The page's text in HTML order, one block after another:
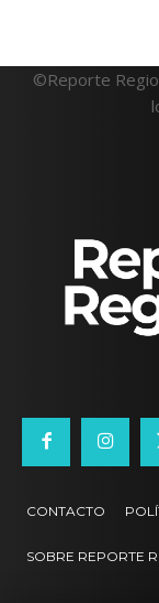
©Reporte
CONTACTO
SOBRE REPORTE